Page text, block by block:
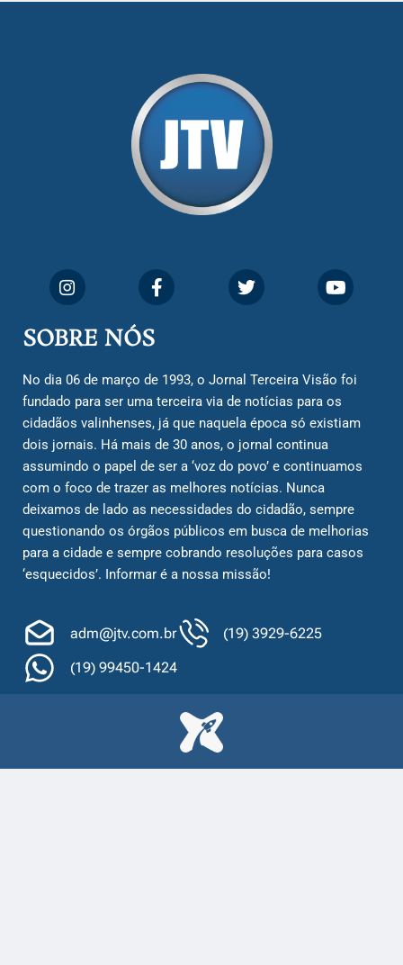
SOBRE NÓS
No dia 06 de março de 1993, o Jornal Terceira Visão foi
fundado para ser uma terceira via de notícias para os
cidadãos valinhenses, já que naquela época só existiam
dois jornais. Há mais de 30 anos, o jornal continua
assumindo o papel de ser a ‘voz do povo’ e continuamos
com o foco de trazer as melhores notícias. Nunca
deixamos de lado as necessidades do cidadão, sempre
questionando os órgãos públicos em busca de melhorias
para a cidade e sempre cobrando resoluções para casos
‘esquecidos’. Informar é a nossa missão!
adm@jtv.com.br
(19) 3929-6225
(19) 99450-1424